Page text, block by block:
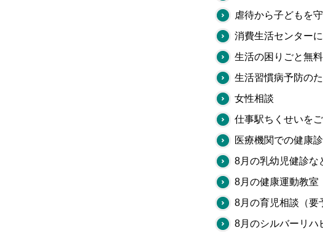
虐待から子どもを守
消費生活センターに
生活の困りごと無料
生活習慣病予防の
女性相談
仕事駅ちくせいを
医療機関での健康
8月の乳幼児健診な
8月の健康運動教室
8月の育児相談（要
8月のシルバーリハ